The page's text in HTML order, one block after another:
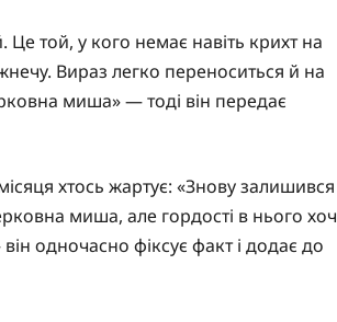
той, у кого немає навіть крихт на
Вираз легко переноситься й на
миша» — тоді він передає
хтось жартує: «Знову залишився
миша, але гордості в нього хоч
одночасно фіксує факт і додає до